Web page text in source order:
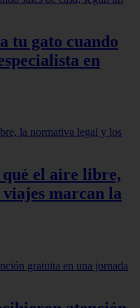
tu gato cuando
en
el aire libre,
marcan la